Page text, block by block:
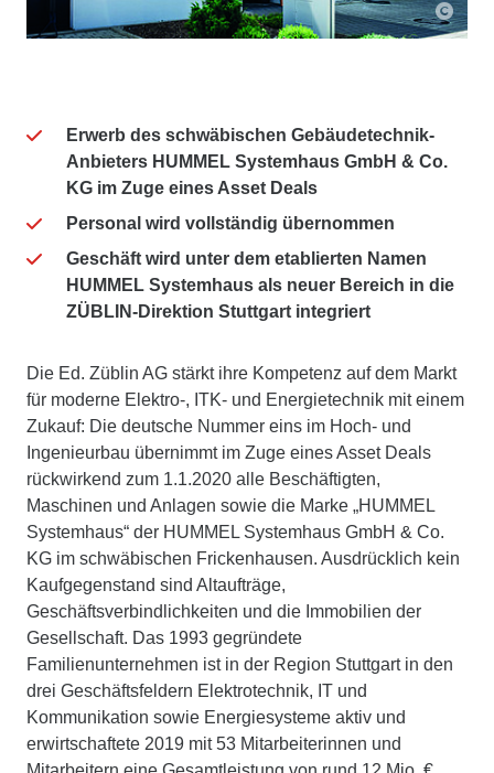
Erwerb des schwäbischen Gebäudetechnik-
Anbieters HUMMEL Systemhaus GmbH & Co.
KG im Zuge eines Asset Deals
Personal wird vollständig übernommen
Geschäft wird unter dem etablierten Namen
HUMMEL Systemhaus als neuer Bereich in die
ZÜBLIN-Direktion Stuttgart integriert
Die Ed. Züblin AG stärkt ihre Kompetenz auf dem Markt
für moderne Elektro-, ITK- und Energietechnik mit einem
Zukauf: Die deutsche Nummer eins im Hoch- und
Ingenieurbau übernimmt im Zuge eines Asset Deals
rückwirkend zum 1.1.2020 alle Beschäftigten,
Maschinen und Anlagen sowie die Marke „HUMMEL
Systemhaus“ der HUMMEL Systemhaus GmbH & Co.
KG im schwäbischen Frickenhausen. Ausdrücklich kein
Kaufgegenstand sind Altaufträge,
Geschäftsverbindlichkeiten und die Immobilien der
Gesellschaft. Das 1993 gegründete
Familienunternehmen ist in der Region Stuttgart in den
drei Geschäftsfeldern Elektrotechnik, IT und
Kommunikation sowie Energiesysteme aktiv und
erwirtschaftete 2019 mit 53 Mitarbeiterinnen und